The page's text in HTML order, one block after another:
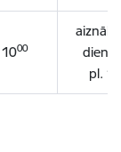
00
diena
pl. 10